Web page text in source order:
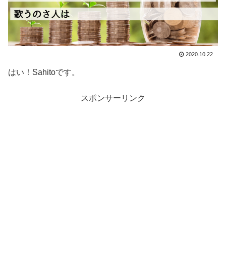
2020.10.22
はい！Sahitoです。
スポンサーリンク